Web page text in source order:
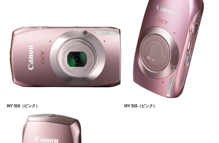
IXY 31S（ピンク） IXY 31S（ピンク）